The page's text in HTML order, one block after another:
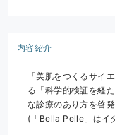
内容紹介
「美肌をつくるサイ
る「科学的検証を経
な診療のあり方を啓
(「Bella Pelle」はイ